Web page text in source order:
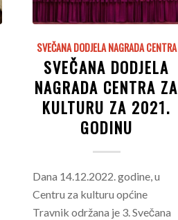
SVEČANA DODJELA NAGRADA CENTRA
SVEČANA DODJELA
NAGRADA CENTRA ZA
KULTURU ZA 2021.
GODINU
Dana 14.12.2022. godine, u
Centru za kulturu općine
Travnik održana je 3. Svečana